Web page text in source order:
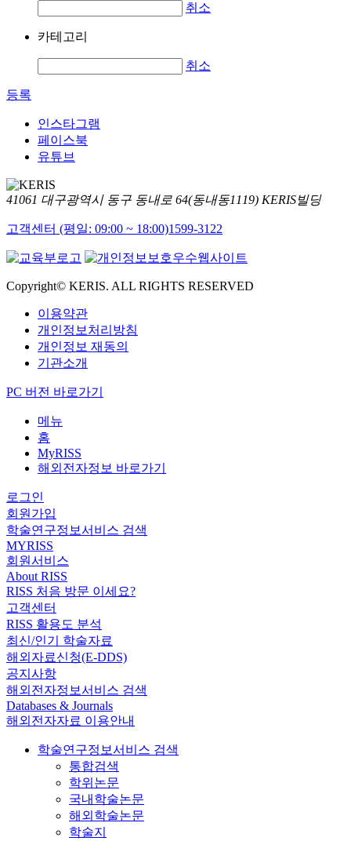
취소
카테고리
취소
등록
인스타그램
페이스북
유튜브
41061 대구광역시 동구 동내로 64(동내동1119) KERIS빌딩
고객센터 (평일: 09:00 ~ 18:00)1599-3122
Copyright© KERIS. ALL RIGHTS RESERVED
이용약관
개인정보처리방침
개인정보 재동의
기관소개
PC 버전 바로가기
메뉴
홈
MyRISS
해외전자정보 바로가기
로그인
회원가입
학술연구정보서비스 검색
MYRISS
회원서비스
About RISS
RISS 처음 방문 이세요?
고객센터
RISS 활용도 분석
최신/인기 학술자료
해외자료신청(E-DDS)
공지사항
해외전자정보서비스 검색
Databases & Journals
해외전자자료 이용안내
학술연구정보서비스 검색
통합검색
학위논문
국내학술논문
해외학술논문
학술지